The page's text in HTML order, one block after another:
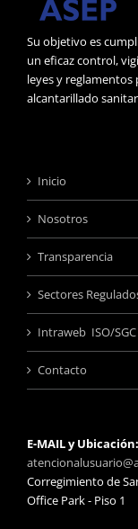
Su objetivo es
un eficaz control,
leyes y reglamentos
alcantarillado
Inicio
Nosotros
Transparencia
Sectores
Intraweb ISO/SGC
Contacto
E-MAIL y Ubicación:
Corregimiento de
Office Park - Piso 1